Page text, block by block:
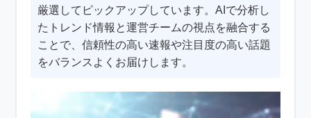
厳選してピックアップしています。AIで分析し
たトレンド情報と運営チームの視点を融合する
ことで、信頼性の高い速報や注目度の高い話題
をバランスよくお届けします。